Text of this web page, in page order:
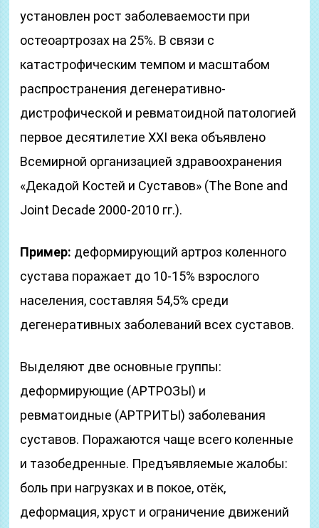
установлен рост заболеваемости при
остеоартрозах на 25%. В связи с
катастрофическим темпом и масштабом
распространения дегенеративно-
дистрофической и ревматоидной патологией
первое десятилетие XXI века объявлено
Всемирной организацией здравоохранения
«Декадой Костей и Суставов» (The Bone and
Joint Decade 2000-2010 гг.).
Пример: деформирующий артроз коленного
сустава поражает до 10-15% взрослого
населения, составляя 54,5% среди
дегенеративных заболеваний всех суставов.
Выделяют две основные группы:
деформирующие (АРТРОЗЫ) и
ревматоидные (АРТРИТЫ) заболевания
суставов. Поражаются чаще всего коленные
и тазобедренные. Предъявляемые жалобы:
боль при нагрузках и в покое, отёк,
деформация, хруст и ограничение движений